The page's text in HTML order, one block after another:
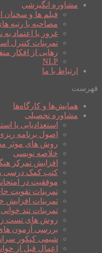
مشاوره انگیزشی
فیلم ها و سخنان
مصاحبه با رتبه
غرور یا اعتماد
تمرینات کنترل
رهایی از افکار
NLP
ارتباط با ما
فهرست
همایش‌ها و کارگاه‌ها
مشاوره تحصیلی
استعدادیابی یا
اصول برنامه
روش های موثر
خلاصه نویسی
افزایش تمرکز
کتب کمک درسی
موفقیت در
تمرینات تقویت
تمرینات افزایش
تمرینات تند خوانی
روش های تست
بررسی آزمون
شیمی کنکور
اعمال قبل از